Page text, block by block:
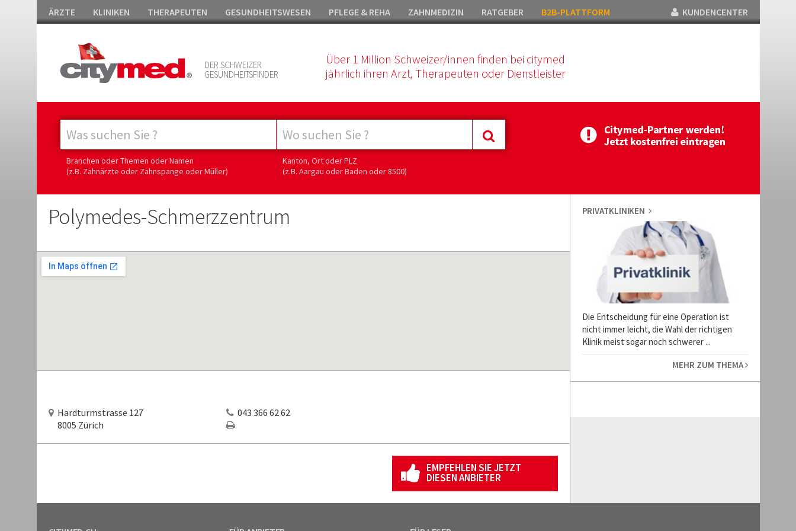
ÄRZTE KLINIKEN THERAPEUTEN GESUNDHEITSWESEN PFLEGE & REHA ZAHNMEDIZIN RATGEBER B2B-PLATTFORM KUNDENCENTER
DER SCHWEIZER
GESUNDHEITSFINDER
Über 1 Million Schweizer/innen finden bei citymed
jährlich ihren Arzt, Therapeuten oder Dienstleister
Branchen oder Themen oder Namen
(z.B. Zahnärzte oder Zahnspange oder Müller)
Kanton, Ort oder PLZ
(z.B. Aargau oder Baden oder 8500)
Polymedes-Schmerzzentrum
Hardturmstrasse 127
8005 Zürich
043 366 62 62
EMPFEHLEN SIE JETZT
DIESEN ANBIETER
PRIVATKLINIKEN
Die Entscheidung für eine Operation ist
nicht immer leicht, die Wahl der richtigen
Klinik meist sogar noch schwerer ...
MEHR ZUM THEMA